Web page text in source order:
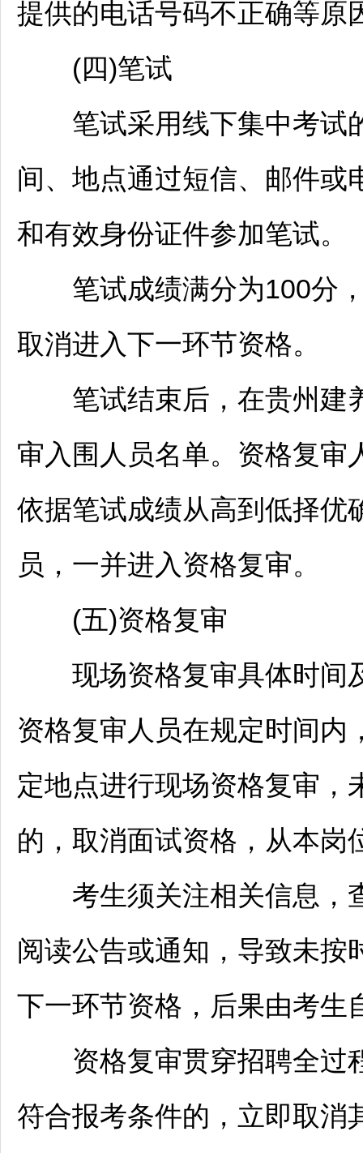
提供的电话号码不正确等原
(四)笔试
笔试采用线下集中考试
间、地点通过短信、邮件或
和有效身份证件参加笔试。
笔试成绩满分为100分，
取消进入下一环节资格。
笔试结束后，在贵州建
审入围人员名单。资格复审
依据笔试成绩从高到低择优
员，一并进入资格复审。
(五)资格复审
现场资格复审具体时间
资格复审人员在规定时间内
定地点进行现场资格复审，
的，取消面试资格，从本岗
考生须关注相关信息，
阅读公告或通知，导致未按
下一环节资格，后果由考生
资格复审贯穿招聘全过
符合报考条件的，立即取消